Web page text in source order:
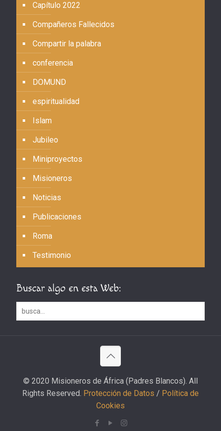
Capítulo 2022
Compañeros Fallecidos
Compartir la palabra
conferencia
DOMUND
espiritualidad
Islam
Jubileo
Miniproyectos
Misioneros
Noticias
Publicaciones
Roma
Testimonio
Buscar algo en esta Web:
© 2020 Misioneros de África (Padres Blancos). All
Rights Reserved. Protección de Datos / Política de
Cookies